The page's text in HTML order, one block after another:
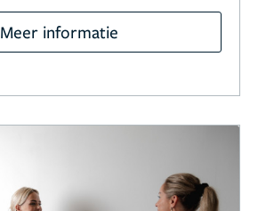
Meer informatie